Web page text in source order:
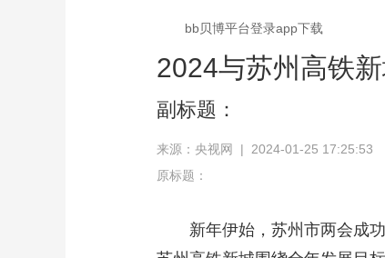
bb贝博平台登录app下载
2024与苏州高铁
副标题：
来源：央视网 | 2024-01-25 17:25:53
原标题：
新年伊始，苏州市两会成功召